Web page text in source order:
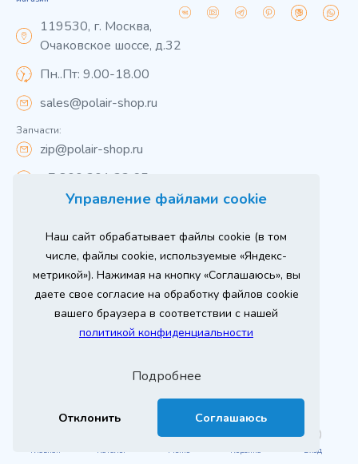
Управление файлами cookie
Наш сайт обрабатывает файлы cookie (в том
числе, файлы cookie, используемые «Яндекс-
метрикой»). Нажимая на кнопку «Соглашаюсь», вы
даете свое согласие на обработку файлов cookie
вашего браузера в соответствии с нашей
политикой конфиденциальности
Подробнее
Отклонить Соглашаюсь
119530, г. Москва,
Очаковское шоссе, д.32
Пн..Пт: 9.00-18.00
sales@polair-shop.ru
Запчасти:
zip@polair-shop.ru
+7 800 301 33 65
Вся информация на сайте о товарах носит
справочный характер и не является публичной
офертой в соответствии с пунктом 2 статьи 437 ГК РФ.
Для получения подробной информации о наличии и
стоимости указанных товаров и (или) услуг,
пожалуйста, обращайтесь к менеджеру сайта по
телефону
При использовании материалов сайта ссылка
Продвижение сайта
Главная Каталог Меню Корзина Вход
Оставь заявку